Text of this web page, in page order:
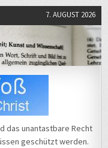
7. AUGUST 2026
das unantastbare Recht
geschützt werden.